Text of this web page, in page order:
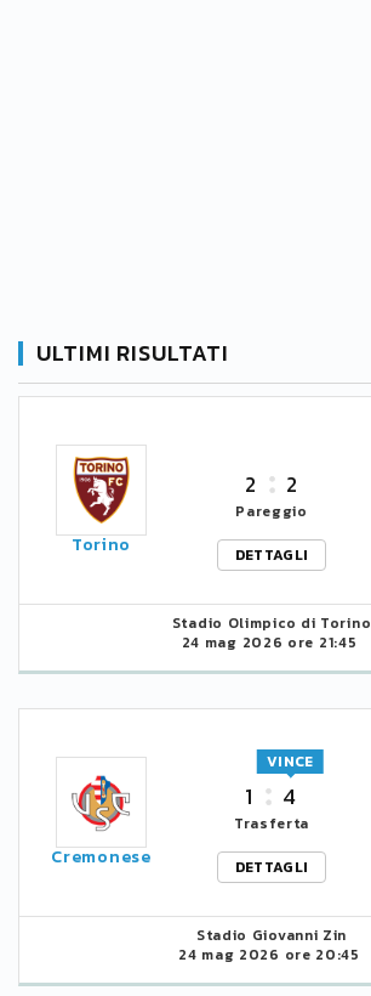
ULTIMI RISULTATI
Torino
2 2
Pareggio
DETTAGLI
Stadio Olimpico di Torino
24 mag 2026 ore 21:45
Cremonese
1 4
VINCE
Trasferta
DETTAGLI
Stadio Giovanni Zin
24 mag 2026 ore 20:45